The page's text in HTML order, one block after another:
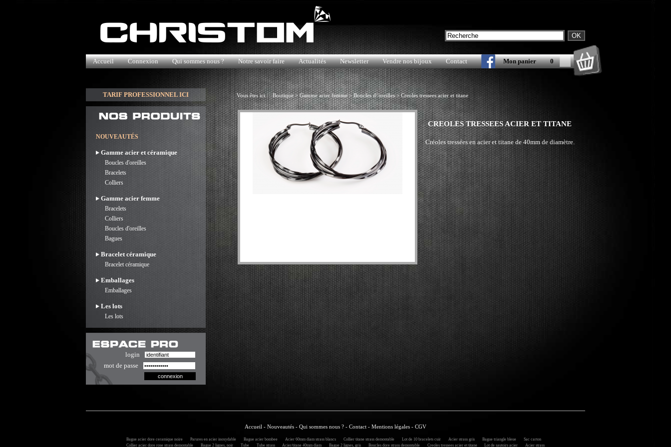
Accueil Connexion Qui sommes nous ? Notre savoir faire Actualités Newsletter Vendre nos bijoux Contact Mon panier 0
TARIF PROFESSIONNEL ICI
NOUVEAUTÉS
Gamme acier et céramique
Boucles d'oreilles
Bracelets
Colliers
Gamme acier femme
Bracelets
Colliers
Boucles d'oreilles
Bagues
Bracelet céramique
Bracelet céramique
Emballages
Emballages
Les lots
Les lots
login
mot de passe
Vous êtes ici :Boutique>Gamme acier femme>Boucles d\'oreilles>Creoles tressees acier et titane
CREOLES TRESSEES ACIER ET TITANE
Créoles tressées en acier et titane de 40mm de diamètre.
Accueil - Nouveautés - Qui sommes nous ? - Contact - Mentions légales - CGV
Bague acier dore ceramique noire Parures en acier inoxydable Bague acier bombee Acier 60mm diam strass blancs Collier titane strass demontable Lot de 10 bracelets cuir Acier strass gris Bague triangle bleue
Sac carton
Collier acier dore rose strass demontable
Bague 2 lignes, noir Tube Tube strass Acier/titane 40mm diam Bague 2 lignes, gris Boucles dore strass demontable Creoles tressees acier et titane Lot de sautoirs acier Acier strass